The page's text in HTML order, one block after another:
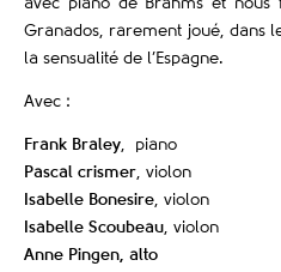
avec piano de Brahms et
Granados, rarement joué, dans
la sensualité de l’Espagne.
Avec :
Frank Braley, piano
Pascal crismer, violon
Isabelle Bonesire, violon
Isabelle Scoubeau, violon
Anne Pingen, alto